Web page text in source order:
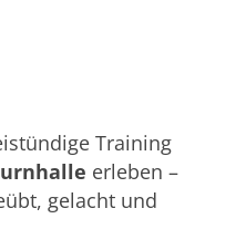
Training
erleben –
gelacht und